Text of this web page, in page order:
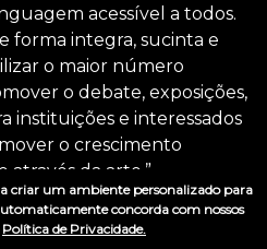
acessível a todos.
forma integra, sucinta e
o maior número
o debate, exposições,
instituições e interessados
o crescimento
através da arte.”
criar um ambiente personalizado para
concorda com nossos
Política de Privacidade.